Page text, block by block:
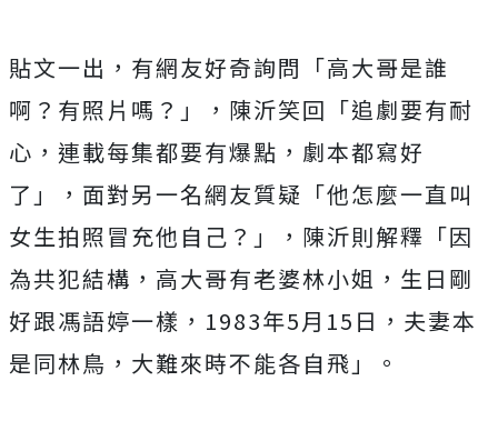
貼文一出，有網友好奇詢問「高大哥是誰
啊？有照片嗎？」，陳沂笑回「追劇要有耐
心，連載每集都要有爆點，劇本都寫好
了」，面對另一名網友質疑「他怎麼一直叫
女生拍照冒充他自己？」，陳沂則解釋「因
為共犯結構，高大哥有老婆林小姐，生日剛
好跟馮語婷一樣，1983年5月15日，夫妻本
是同林鳥，大難來時不能各自飛」。